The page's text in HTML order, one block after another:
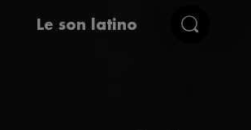
Le son latino